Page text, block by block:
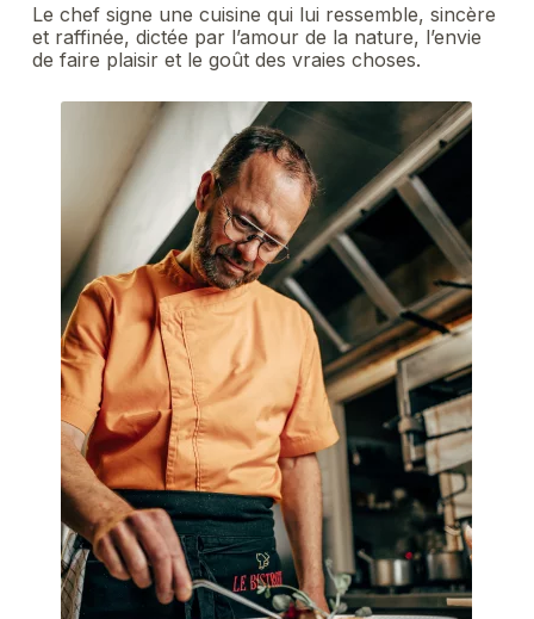
Le chef signe une cuisine qui lui ressemble, sincère
et raffinée, dictée par l’amour de la nature, l’envie
de faire plaisir et le goût des vraies choses.